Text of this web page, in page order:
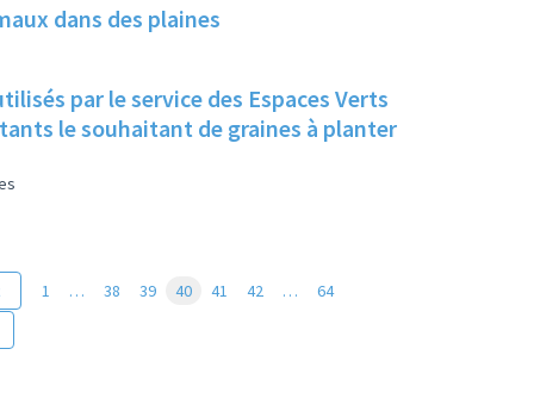
dans des plaines
par le service des Espaces Verts
le souhaitant de graines à planter
1 … 38 39 40 41 42 …
64